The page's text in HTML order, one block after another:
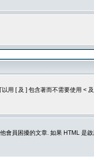
用 [ 及 ] 包含著而不需要使用 <
會員困擾的文章. 如果 HTML 是